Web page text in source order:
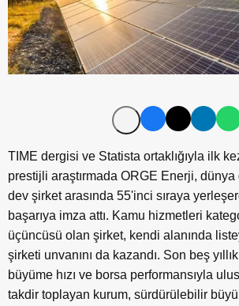
TIME dergisi ve Statista ortaklığıyla ilk
prestijli araştırmada ORGE Enerji,
dev şirket arasında 55'inci sıraya
başarıya imza attı. Kamu hizmetleri
üçüncüsü olan şirket, kendi alanında
şirketi unvanını da kazandı. Son beş
büyüme hızı ve borsa performansıyla
takdir toplayan kurum, sürdürülebilir